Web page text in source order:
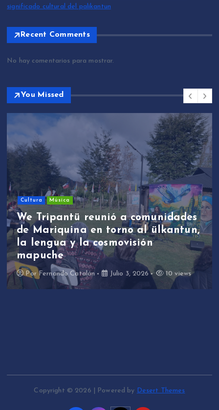
significado cultural del palikantun
Recent Comments
No hay comentarios para mostrar.
You Missed
Sin categoría
We Tripantü y ülkantun:
estudiantes de Mariquina
participaron en primera jornada
de revitalización lingüística a
través de la música
PorFernando Catalán Junio 17, 2026 10
Copyright © 2026 | Powered by Desert Themes